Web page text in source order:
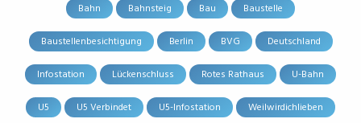
Bahn Bahnsteig Bau Baustelle
Baustellenbesichtigung Berlin BVG Deutschland
Infostation Lückenschluss Rotes Rathaus U-Bahn
U5 U5 Verbindet U5-Infostation Weilwirdichlieben